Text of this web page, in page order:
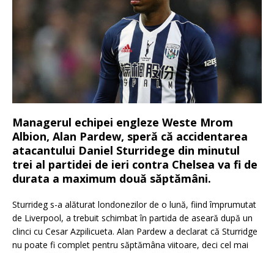
Managerul echipei engleze Weste Mrom
Albion, Alan Pardew, speră că accidentarea
atacantului Daniel Sturridege din minutul
trei al partidei de ieri contra Chelsea va fi de
durata a maximum două săptămâni.
Sturrideg s-a alăturat londonezilor de o lună, fiind împrumutat
de Liverpool, a trebuit schimbat în partida de aseară după un
clinci cu Cesar Azpilicueta. Alan Pardew a declarat că Sturridge
nu poate fi complet pentru săptămâna viitoare, deci cel mai